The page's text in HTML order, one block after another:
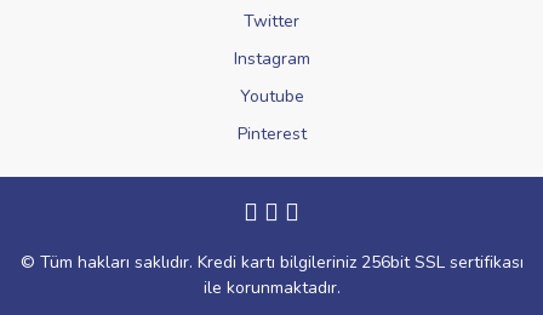
Twitter
Instagram
Youtube
Pinterest
© Tüm hakları saklıdır. Kredi kartı bilgileriniz 256bit SSL sertifikası
ile korunmaktadır.